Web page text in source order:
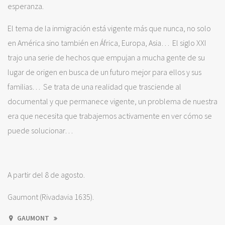
esperanza.
El tema de la inmigración está vigente más que nunca, no solo
en América sino también en África, Europa, Asia… El siglo XXI
trajo una serie de hechos que empujan a mucha gente de su
lugar de origen en busca de un futuro mejor para ellos y sus
familias… Se trata de una realidad que trasciende al
documental y que permanece vigente, un problema de nuestra
era que necesita que trabajemos activamente en ver cómo se
puede solucionar…
A partir del 8 de agosto.
Gaumont (Rivadavia 1635).
GAUMONT